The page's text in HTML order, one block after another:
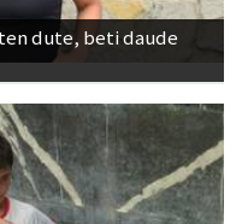
dute, beti daude